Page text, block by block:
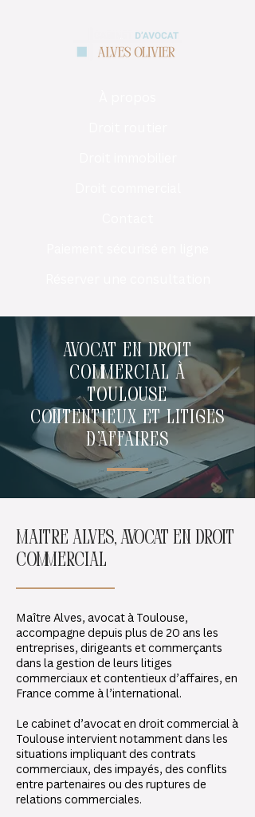
Avocat en droit
coMMercial à
Toulouse
Contentieux et litiges
d’affaires
maitre alves, avocat en droit
commercial
Maître Alves, avocat à Toulouse,
accompagne depuis plus de 20 ans les
entreprises, dirigeants et commerçants
dans la gestion de leurs litiges
commerciaux et contentieux d’affaires, en
France comme à l’international.
Le cabinet d’avocat en droit commercial à
Toulouse intervient notamment dans les
situations impliquant des contrats
commerciaux, des impayés, des conflits
entre partenaires ou des ruptures de
relations commerciales.